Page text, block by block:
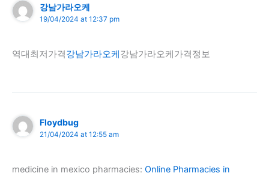
강남가라오케
19/04/2024 at 12:37 pm
역대최저가격강남가라오케강남가라오케가격정보
Floydbug
21/04/2024 at 12:55 am
medicine in mexico pharmacies: Online Pharmacies in